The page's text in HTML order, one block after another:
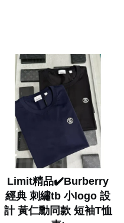
Limit精品✔️Burberry
經典 刺繡tb 小logo 設
計 黃仁勳同款 短袖T恤